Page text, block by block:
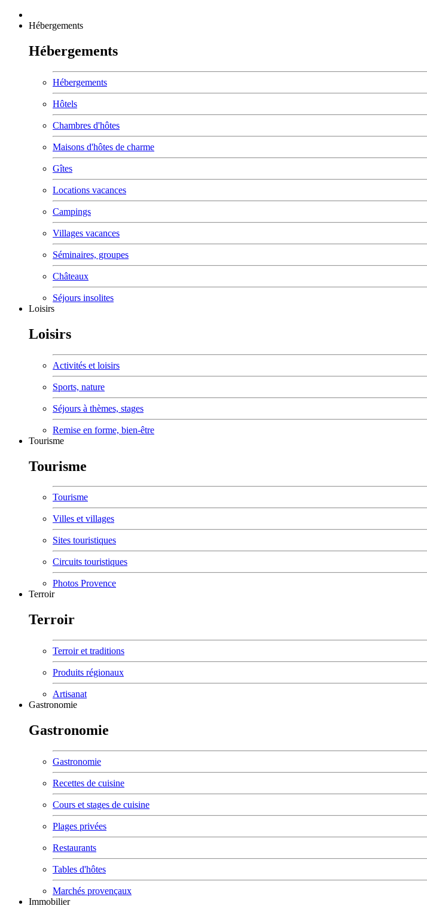
Hébergements
Hébergements
Hébergements
Hôtels
Chambres d'hôtes
Maisons d'hôtes de charme
Gîtes
Locations vacances
Campings
Villages vacances
Séminaires, groupes
Châteaux
Séjours insolites
Loisirs
Loisirs
Activités et loisirs
Sports, nature
Séjours à thèmes, stages
Remise en forme, bien-être
Tourisme
Tourisme
Tourisme
Villes et villages
Sites touristiques
Circuits touristiques
Photos Provence
Terroir
Terroir
Terroir et traditions
Produits régionaux
Artisanat
Gastronomie
Gastronomie
Gastronomie
Recettes de cuisine
Cours et stages de cuisine
Plages privées
Restaurants
Tables d'hôtes
Marchés provençaux
Immobilier